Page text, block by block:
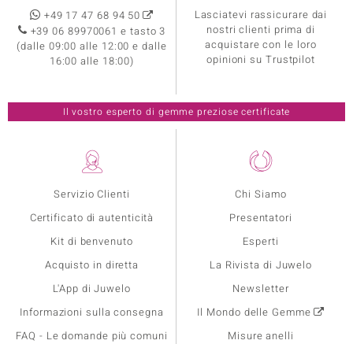
Servizio Clienti
Certificato di autenticità
Kit di benvenuto
Acquisto in diretta
L'App di Juwelo
Informazioni sulla consegna
FAQ - Le domande più comuni
Chi Siamo
Presentatori
Esperti
La Rivista di Juwelo
Newsletter
Il Mondo delle Gemme
Misure anelli
+49 17 47 68 94 50
+39 06 89970061 e tasto 3
(dalle 09:00 alle 12:00 e dalle
16:00 alle 18:00)
Lasciatevi rassicurare dai
nostri clienti prima di
acquistare con le loro
opinioni su Trustpilot
Il vostro esperto di gemme preziose certificate